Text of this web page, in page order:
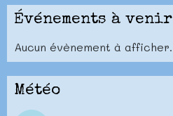
Événements à venir
Aucun évènement à afficher.
Météo